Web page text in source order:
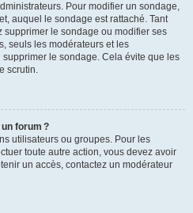
Pour modifier un sondage,
auquel le sondage est rattaché. Tant
supprimer le sondage ou modifier ses
seuls les modérateurs et les
le sondage. Cela évite que les
scrutin.
forum ?
utilisateurs ou groupes. Pour les
toute autre action, vous devez avoir
un accès, contactez un modérateur